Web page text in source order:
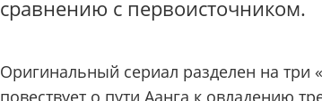
сравнению с первоисточником.
Оригинальный сериал разделен на три
повествует о пути Аанга к овладению